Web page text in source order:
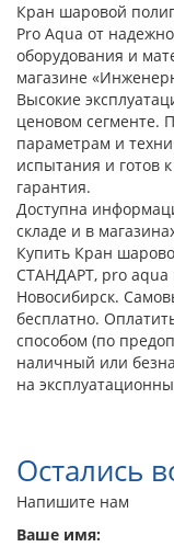
Кран шаровой
Pro Aqua от
оборудования и
магазине
Высокие
ценовом сегменте.
параметрам и
испытания и готов
гарантия.
Доступна
складе и в
Купить Кран
СТАНДАРТ, pro aqua
Новосибирск.
бесплатно.
способом (по
наличный или
на
Остались
Напишите нам
Ваше имя: